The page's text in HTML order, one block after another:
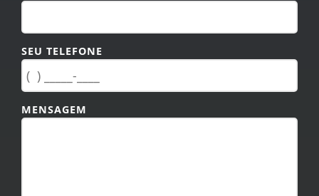
SEU TELEFONE
MENSAGEM